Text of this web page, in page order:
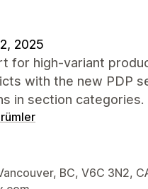
2025
for high-variant
with the new PDP
in section categories.
BC, V6C 3N2,